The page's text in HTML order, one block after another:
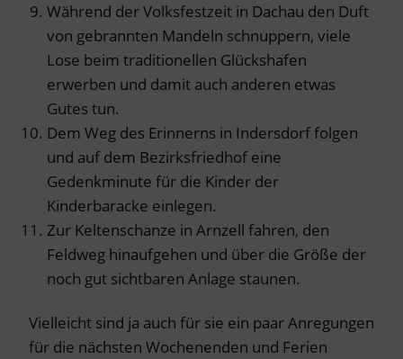
Während der Volksfestzeit in Dachau den Duft
von gebrannten Mandeln schnuppern, viele
Lose beim traditionellen Glückshafen
erwerben und damit auch anderen etwas
Gutes tun.
Dem Weg des Erinnerns in Indersdorf folgen
und auf dem Bezirksfriedhof eine
Gedenkminute für die Kinder der
Kinderbaracke einlegen.
Zur Keltenschanze in Arnzell fahren, den
Feldweg hinaufgehen und über die Größe der
noch gut sichtbaren Anlage staunen.
Vielleicht sind ja auch für sie ein paar Anregungen
für die nächsten Wochenenden und Ferien